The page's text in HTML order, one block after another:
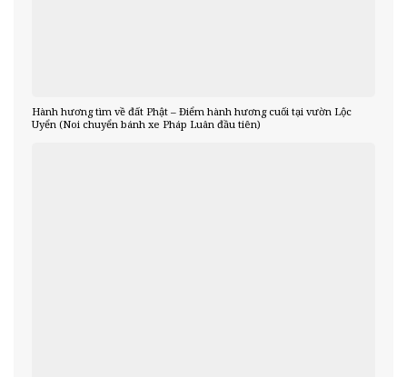
Hành hương tìm về đất Phật – Điểm hành hương cuối tại vườn Lộc
Uyển (Noi chuyển bánh xe Pháp Luân đầu tiên)